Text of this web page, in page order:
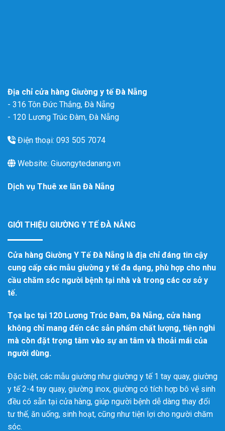
Địa chỉ cửa hàng Giường y tế Đà Nẵng
- 316 Tôn Đức Thắng, Đà Nẵng
- 120 Lương Trúc Đàm, Đà Nẵng
Điện thoại: 093 505 7074
Website: Giuongytedanang.vn
Dịch vụ Thuê xe lăn Đà Nẵng
GIỚI THIỆU GIƯỜNG Y TẾ ĐÀ NẴNG
Cửa hàng Giường Y Tế Đà Nẵng là địa chỉ đáng tin cậy
cung cấp các mẫu giường y tế đa dạng, phù hợp cho nhu
cầu chăm sóc người bệnh tại nhà và trong các cơ sở y
tế.
Tọa lạc tại 120 Lương Trúc Đàm, Đà Nẵng, cửa hàng
không chỉ mang đến các sản phẩm chất lượng, tiện nghi
mà còn đặt trọng tâm vào sự an tâm và thoải mái của
người dùng.
Đặc biệt, các mẫu giường như giường y tế 1 tay quay, giường
y tế 2-4 tay quay, giường inox, giường có tích hợp bô vệ sinh
đều có sẵn tại cửa hàng, giúp người bệnh dễ dàng thay đổi
tư thế, ăn uống, sinh hoạt, cũng như tiện lợi cho người chăm
sóc.